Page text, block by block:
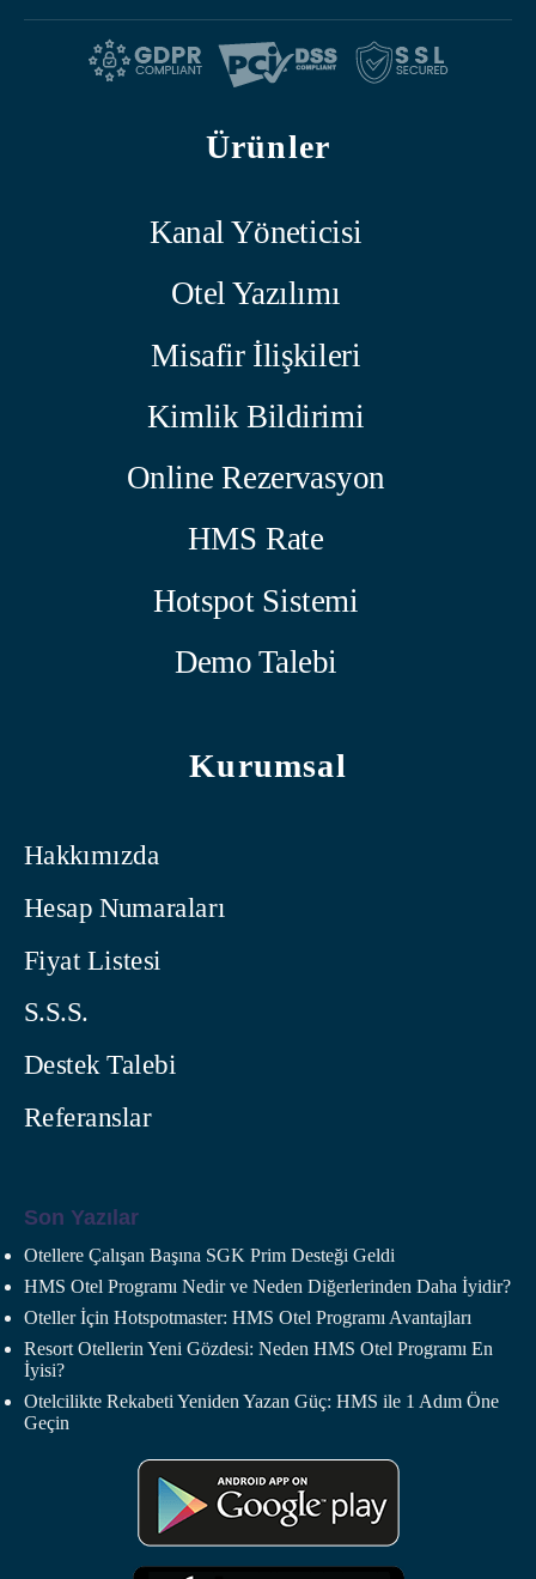
Ürünler
Kanal Yöneticisi
Otel Yazılımı
Misafir İlişkileri
Kimlik Bildirimi
Online Rezervasyon
HMS Rate
Hotspot Sistemi
Demo Talebi
Kurumsal
Hakkımızda
Hesap Numaraları
Fiyat Listesi
S.S.S.
Destek Talebi
Referanslar
Son Yazılar
Otellere Çalışan Başına SGK Prim Desteği Geldi
HMS Otel Programı Nedir ve Neden Diğerlerinden Daha İyidir?
Oteller İçin Hotspotmaster: HMS Otel Programı Avantajları
Resort Otellerin Yeni Gözdesi: Neden HMS Otel Programı En
İyisi?
Otelcilikte Rekabeti Yeniden Yazan Güç: HMS ile 1 Adım Öne
Geçin